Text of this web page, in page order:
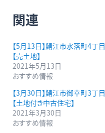
関連
【5月13日】鯖江市水落町4丁目
【売土地】
2021年5月13日
おすすめ情報
【3月30日】鯖江市御幸町3丁目
【土地付き中古住宅】
2021年3月30日
おすすめ情報